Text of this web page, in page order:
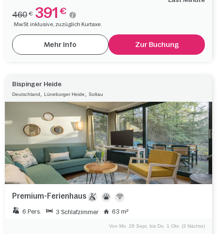
460 € 391 €
MwSt. inklusive, zuzüglich Kurtaxe.
Mehr Info Zur Buchung
Bispinger Heide
Deutschland Lüneburger Heide Soltau
Premium-Ferienhaus
6 Pers. 3 Schlafzimmer 63 m²
Von Mo. 28 Sept. bis Do. 1 Okt. (3 Nächte)